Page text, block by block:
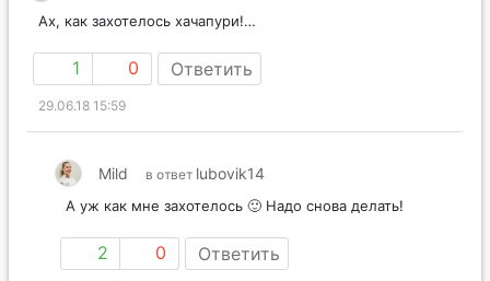
Ах, как захотелось хачапури!…
1 0 Ответить
29.06.18 15:59
Mild в ответ lubovik14
А уж как мне захотелось 🙂 Надо снова делать!
2 0 Ответить